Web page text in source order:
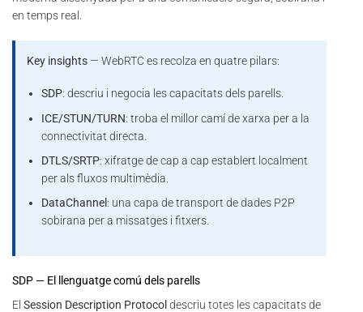
en temps real.
Key insights — WebRTC es recolza en quatre pilars:
SDP: descriu i negocia les capacitats dels parells.
ICE/STUN/TURN: troba el millor camí de xarxa per a la
connectivitat directa.
DTLS/SRTP: xifratge de cap a cap establert localment
per als fluxos multimèdia.
DataChannel : una capa de transport de dades P2P
sobirana per a missatges i fitxers.
SDP — El llenguatge comú dels parells
El Session Description Protocoldescriu totes les capacitats de